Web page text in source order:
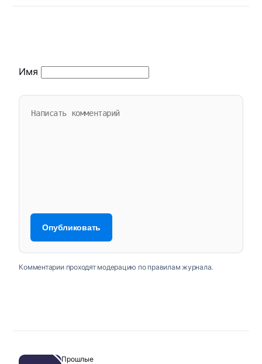
Имя
Комментарии проходят модерацию по правилам журнала.
Прошлые